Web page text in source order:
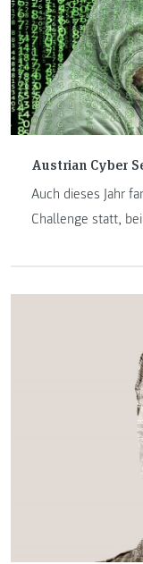
Austrian Cyber
Auch dieses Jahr
Challenge statt,
Absolventen
erkämpfen. Im
Teilnehmerinnen